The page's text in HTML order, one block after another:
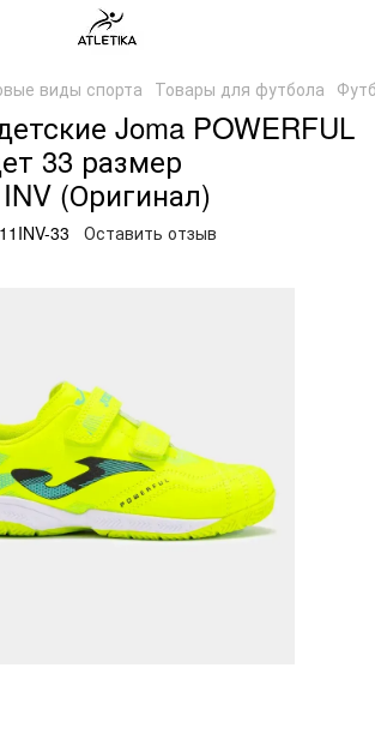
виды спорта Товары для футбола
Joma POWERFUL
33 размер
(Оригинал)
33 Оставить отзыв